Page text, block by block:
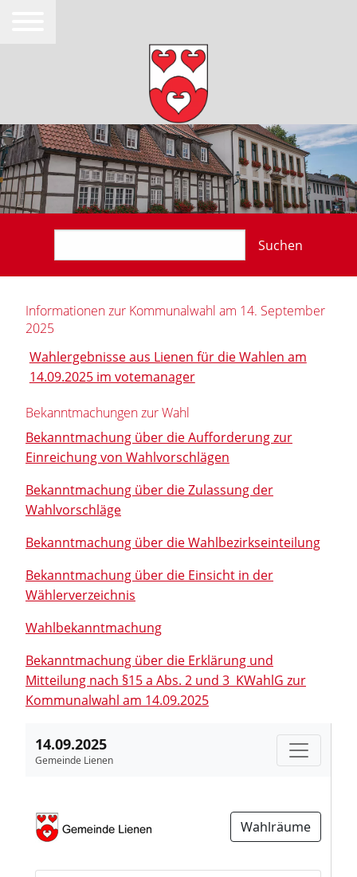
Suchen
Informationen zur Kommunalwahl am 14. September
2025
Wahlergebnisse aus Lienen für die Wahlen am
14.09.2025 im votemanager
Bekanntmachungen zur Wahl
Bekanntmachung über die Aufforderung zur
Einreichung von Wahlvorschlägen
Bekanntmachung über die Zulassung der
Wahlvorschläge
Bekanntmachung über die Wahlbezirkseinteilung
Bekanntmachung über die Einsicht in der
Wählerverzeichnis
Wahlbekanntmachung
Bekanntmachung über die Erklärung und
Mitteilung nach §15 a Abs. 2 und 3 KWahlG zur
Kommunalwahl am 14.09.2025